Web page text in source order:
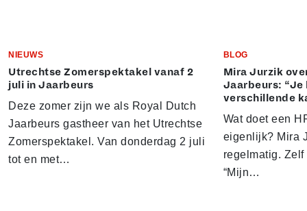
NIEUWS
Utrechtse Zomerspektakel vanaf 2
juli in Jaarbeurs
Deze zomer zijn we als Royal Dutch
Jaarbeurs gastheer van het Utrechtse
Zomerspektakel. Van donderdag 2 juli
tot en met…
BLOG
Mira Jurzik
Jaarbeurs: “Je
verschillende
Wat doet een
eigenlijk? Mira
regelmatig.
“Mijn…